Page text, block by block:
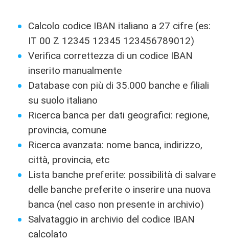
Calcolo codice IBAN italiano a 27 cifre (es:
IT 00 Z 12345 12345 123456789012)
Verifica correttezza di un codice IBAN
inserito manualmente
Database con più di 35.000 banche e filiali
su suolo italiano
Ricerca banca per dati geografici: regione,
provincia, comune
Ricerca avanzata: nome banca, indirizzo,
città, provincia, etc
Lista banche preferite: possibilità di salvare
delle banche preferite o inserire una nuova
banca (nel caso non presente in archivio)
Salvataggio in archivio del codice IBAN
calcolato